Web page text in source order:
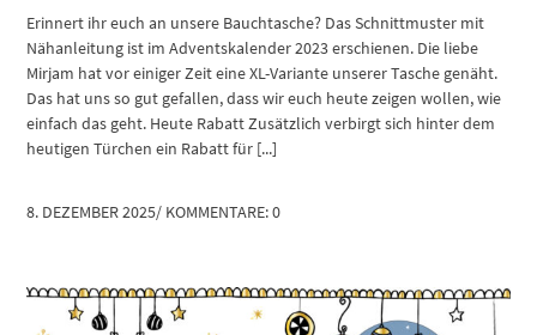
Erinnert ihr euch an unsere Bauchtasche? Das Schnittmuster mit
Nähanleitung ist im Adventskalender 2023 erschienen. Die liebe
Mirjam hat vor einiger Zeit eine XL-Variante unserer Tasche genäht.
Das hat uns so gut gefallen, dass wir euch heute zeigen wollen, wie
einfach das geht. Heute Rabatt Zusätzlich verbirgt sich hinter dem
heutigen Türchen ein Rabatt für [...]
8. DEZEMBER 2025/ KOMMENTARE: 0